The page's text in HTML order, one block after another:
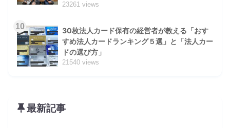
23261 views
10
30枚法人カード保有の経営者が教える「おす
すめ法人カードランキング５選」と「法人カー
ドの選び方」
21540 views
最新記事